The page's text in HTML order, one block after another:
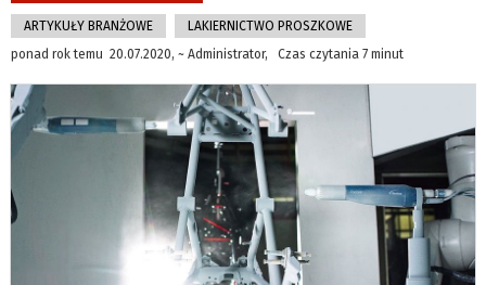
ARTYKUŁY BRANŻOWE
LAKIERNICTWO PROSZKOWE
ponad rok temu 20.07.2020, ~ Administrator, Czas czytania 7 minut